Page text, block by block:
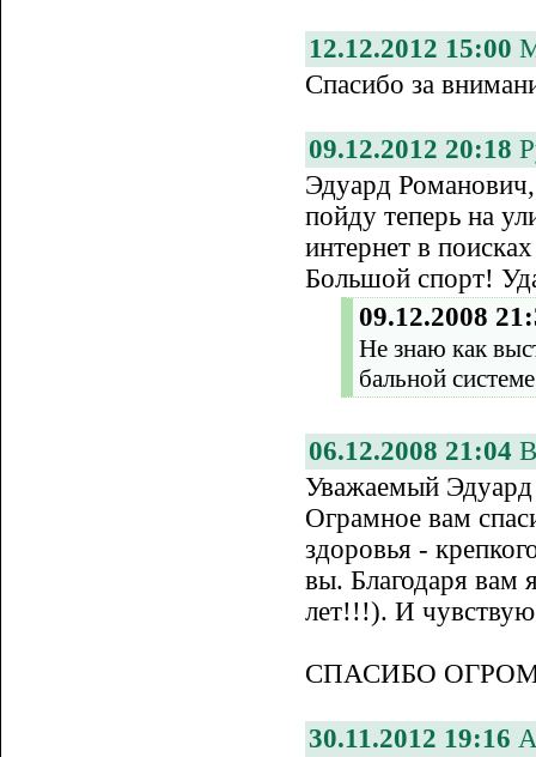
12.12.2012 15:00
Спасибо за
09.12.2012 20:18
Эдуард
пойду теперь на
интернет в
Большой спорт!
09.12.2008
Не знаю как
бальной
06.12.2008 21:04
Уважаемый
Ограмное вам
здоровья -
вы. Благодаря вам
лет!!!). И
СПАСИБО
30.11.2012 19:16